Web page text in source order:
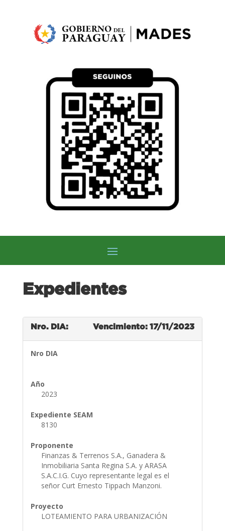
Expedientes
Nro. DIA: Vencimiento: 17/11/2023
Nro DIA
Año
2023
Expediente SEAM
8130
Proponente
Finanzas & Terrenos S.A., Ganadera &
Inmobiliaria Santa Regina S.A. y ARASA
S.A.C.I.G. Cuyo representante legal es el
señor Curt Ernesto Tippach Manzoni.
Proyecto
LOTEAMIENTO PARA URBANIZACIÓN